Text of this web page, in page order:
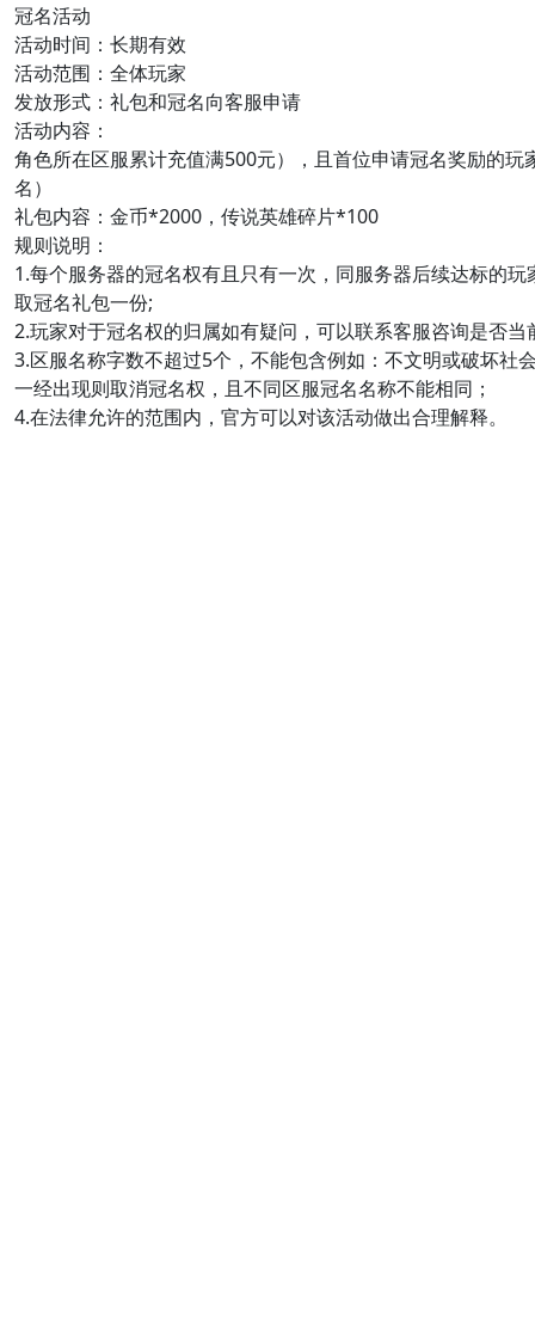
冠名活动
活动时间：长期有效
活动范围：全体玩家
发放形式：礼包和冠名向客服申请
活动内容：
角色所在区服累计充值满500元），且首位申请冠名奖励的
名）
礼包内容：金币*2000，传说英雄碎片*100
规则说明：
1.每个服务器的冠名权有且只有一次，同服务器后续达标的
取冠名礼包一份;
2.玩家对于冠名权的归属如有疑问，可以联系客服咨询是否
3.区服名称字数不超过5个，不能包含例如：不文明或破坏社
一经出现则取消冠名权，且不同区服冠名名称不能相同；
4.在法律允许的范围内，官方可以对该活动做出合理解释。